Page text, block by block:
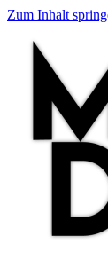
Zum Inhalt